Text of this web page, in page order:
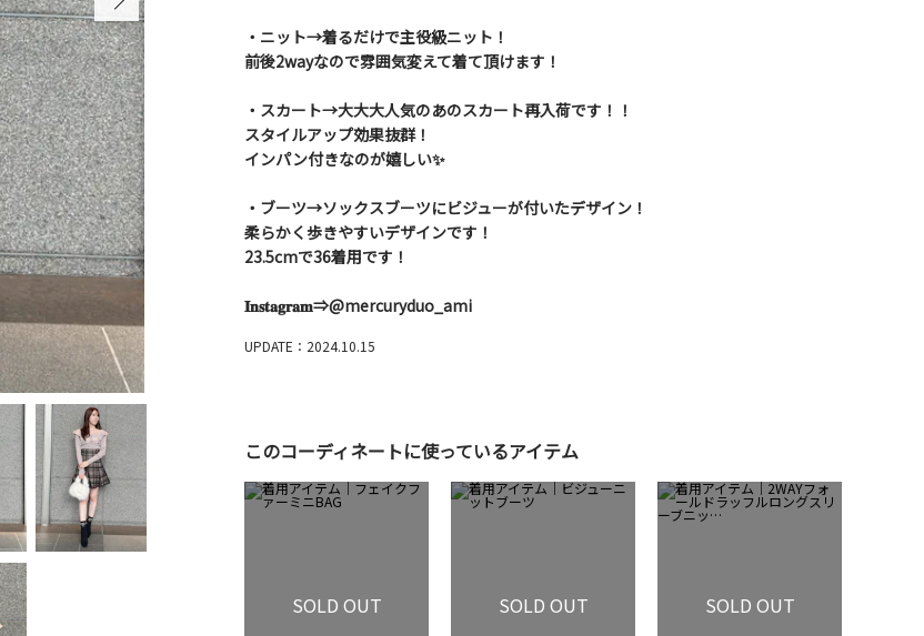
・ニット→着るだけで主役級ニット！
前後2wayなので雰囲気変えて着て頂けます！
・スカート→大大大人気のあのスカート再入荷です！！
スタイルアップ効果抜群！
インパン付きなのが嬉しい✨
・ブーツ→ソックスブーツにビジューが付いたデザイン！
柔らかく歩きやすいデザインです！
23.5cmで36着用です！
𝐈𝐧𝐬𝐭𝐚𝐠𝐫𝐚𝐦⇒@mercuryduo_ami
UPDATE：2024.10.15
このコーディネートに使っているアイテム
SOLD OUT SOLD OUT SOLD OUT